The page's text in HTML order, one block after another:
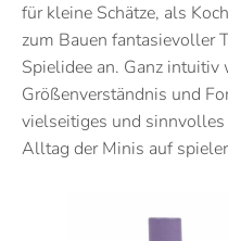
für kleine Schätze, als
zum Bauen fantasievoller
Spielidee an. Ganz intuitiv
Größenverständnis und
vielseitiges und
Alltag der Minis auf